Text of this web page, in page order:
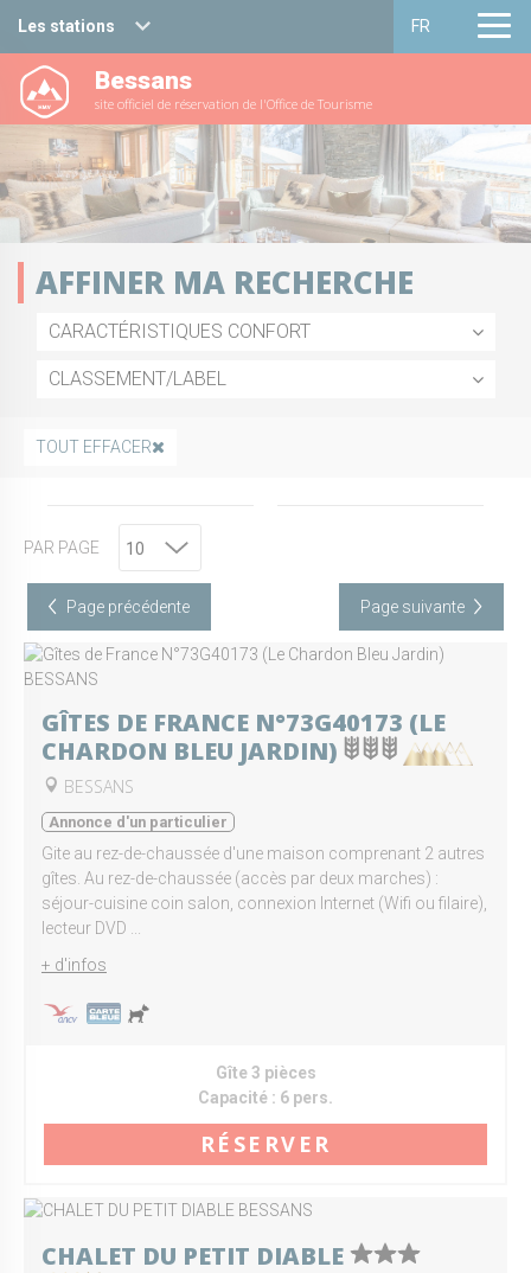
Les stations
Haute Maurienne Vanoise
Valfréjus
La Norma
Aussois
Val Cenis
FR
Français
English
Bessans
site officiel de réservation de l'Office de Tourisme
AFFINER MA RECHERCHE
CARACTÉRISTIQUES CONFORT
CLASSEMENT/LABEL
TOUT EFFACER
PAR PAGE
Page précédente Page suivante
GÎTES DE FRANCE N°73G40173 (LE
CHARDON BLEU JARDIN)
BESSANS
Annonce d'un particulier
Gite au rez-de-chaussée d'une maison comprenant 2 autres
gîtes. Au rez-de-chaussée (accès par deux marches) :
séjour-cuisine coin salon, connexion Internet (Wifi ou filaire),
lecteur DVD ...
+ d'infos
Gîte 3 pièces
Capacité : 6 pers.
RÉSERVER
CHALET DU PETIT DIABLE